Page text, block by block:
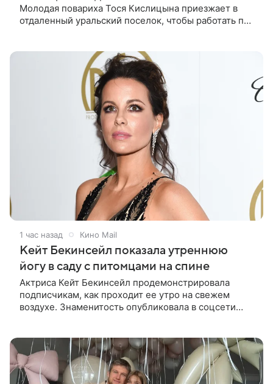
Молодая повариха Тося Кислицына приезжает в
отдаленный уральский поселок, чтобы работать по
1 час назад Кино Mail
Кейт Бекинсейл показала утреннюю
йогу в саду с питомцами на спине
Актриса Кейт Бекинсейл продемонстрировала
подписчикам, как проходит ее утро на свежем
воздухе. Знаменитость опубликовала в соцсети